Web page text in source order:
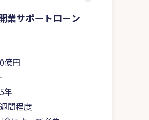
業サポートローン
億円
年
間程度